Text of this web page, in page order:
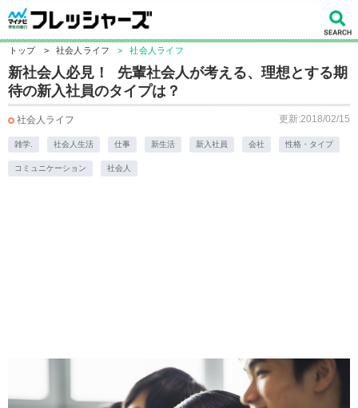
トップ > 社会人ライフ > 社会人ライフ
新社会人必見！ 先輩社会人が考える、理想とする期
待の新入社員のタイプは？
社会人ライフ 更新:2018/02/15
雑学. 社会人生活 仕事 新生活 新入社員 会社 性格・タイプ
コミュニケーション 社会人